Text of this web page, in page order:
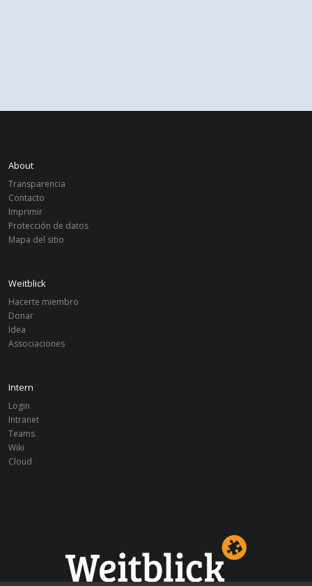
About
Transparencia
Contacto
Imprimir
Protección de datos
Mapa del sitio
Weitblick
Hacerte miembro
Donar
Idea
Associaciones
Intern
Login
Intranet
Teams
Wiki
Cloud